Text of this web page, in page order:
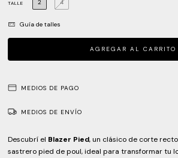
TALLE 2 4
Guía de talles
MEDIOS DE PAGO
MEDIOS DE ENVÍO
Descubrí el Blazer Pied, un clásico de corte
sastrero pied de poul, ideal para transformar tu